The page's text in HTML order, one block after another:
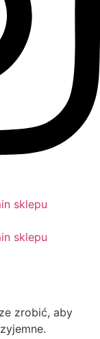
sklepu
sklepu
zrobić, aby